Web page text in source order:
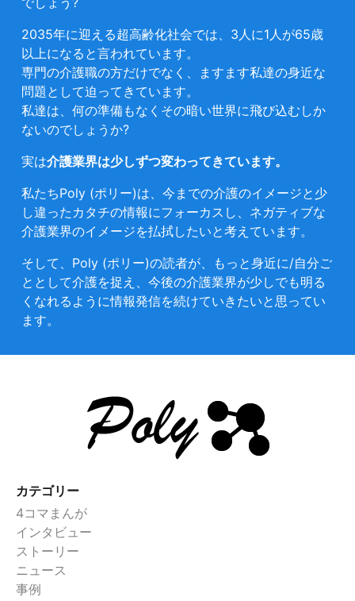
2035年に迎える超高齢化社会では、3人に1人が65歳
以上になると言われています。
専門の介護職の方だけでなく、ますます私達の身近な
問題として迫ってきています。
私達は、何の準備もなくその暗い世界に飛び込むしか
ないのでしょうか?
実は介護業界は少しずつ変わってきています。
私たちPoly (ポリー)は、今までの介護のイメージと少
し違ったカタチの情報にフォーカスし、ネガティブな
介護業界のイメージを払拭したいと考えています。
そして、Poly (ポリー)の読者が、もっと身近に/自分ご
ととして介護を捉え、今後の介護業界が少しでも明る
くなれるように情報発信を続けていきたいと思ってい
ます。
カテゴリー
4コマまんが
インタビュー
ストーリー
ニュース
事例